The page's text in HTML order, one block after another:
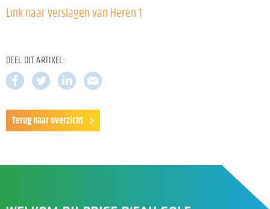
Link naar verslagen van Heren 1
DEEL DIT ARTIKEL:
Terug naar overzicht